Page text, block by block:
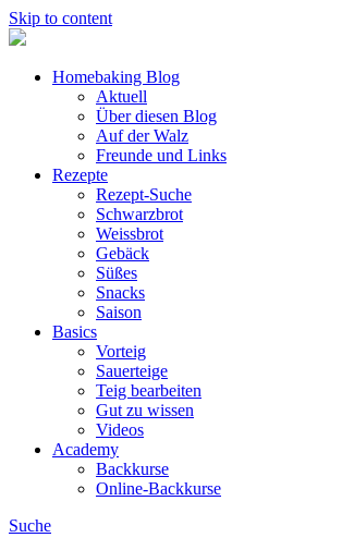
Skip to content
Homebaking Blog
Aktuell
Über diesen Blog
Auf der Walz
Freunde und Links
Rezepte
Rezept-Suche
Schwarzbrot
Weissbrot
Gebäck
Süßes
Snacks
Saison
Basics
Vorteig
Sauerteige
Teig bearbeiten
Gut zu wissen
Videos
Academy
Backkurse
Online-Backkurse
Suche